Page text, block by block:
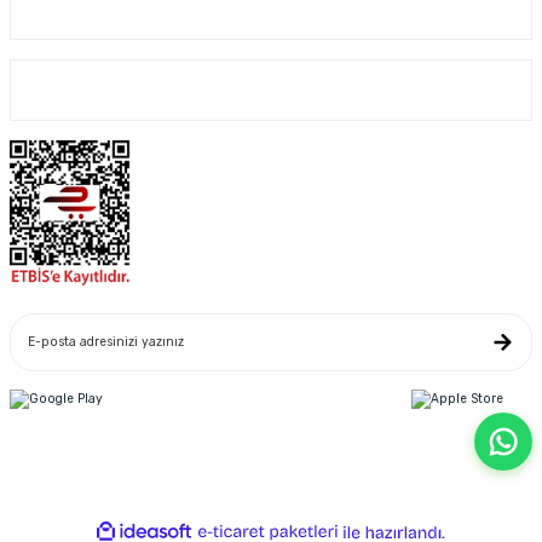
GTX Goldenpool Chlor 56 Toz Klor 56 GR 25 KG Havuz Kimyasalı
Copyright© 2022. Kredi kartı bilgileriniz 256bit SSL sertifikası ile korunmaktadır.
ideasoft e-